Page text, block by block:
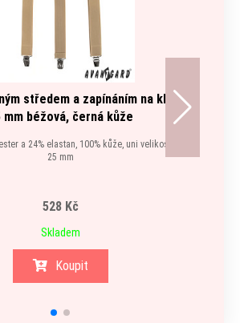
středem a zapínáním na klipy -
mm béžová, černá kůže
a 24% elastan, 100% kůže, uni velikost, šíře
25 mm
528 Kč
Skladem
Koupit